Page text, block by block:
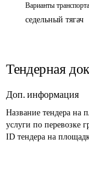
Варианты транспорта
седельный тягач
Тендерная
Доп. информация
Название тендера на
услуги по перевозке
ID тендера на